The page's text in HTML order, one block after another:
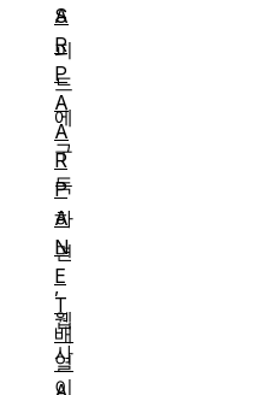
S
피
드
에
구
독
하
면
,
웹
사
이
A
R
P
A
A
R
P
A
N
E
T
배
열